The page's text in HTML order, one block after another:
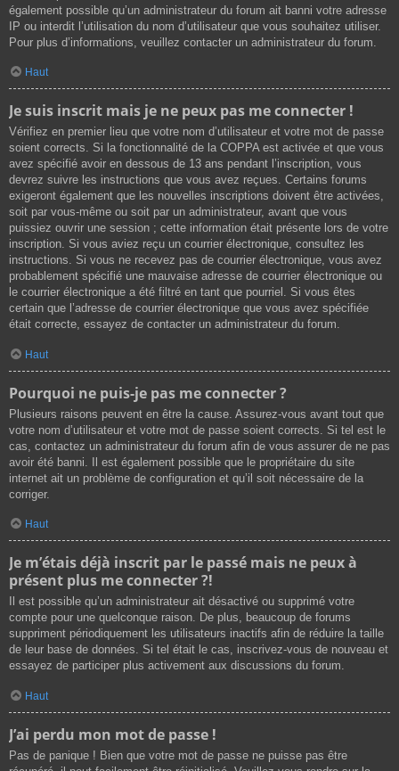
également possible qu’un administrateur du forum ait banni votre adresse
IP ou interdit l’utilisation du nom d’utilisateur que vous souhaitez utiliser.
Pour plus d’informations, veuillez contacter un administrateur du forum.
Haut
Je suis inscrit mais je ne peux pas me connecter !
Vérifiez en premier lieu que votre nom d’utilisateur et votre mot de passe
soient corrects. Si la fonctionnalité de la COPPA est activée et que vous
avez spécifié avoir en dessous de 13 ans pendant l’inscription, vous
devrez suivre les instructions que vous avez reçues. Certains forums
exigeront également que les nouvelles inscriptions doivent être activées,
soit par vous-même ou soit par un administrateur, avant que vous
puissiez ouvrir une session ; cette information était présente lors de votre
inscription. Si vous aviez reçu un courrier électronique, consultez les
instructions. Si vous ne recevez pas de courrier électronique, vous avez
probablement spécifié une mauvaise adresse de courrier électronique ou
le courrier électronique a été filtré en tant que pourriel. Si vous êtes
certain que l’adresse de courrier électronique que vous avez spécifiée
était correcte, essayez de contacter un administrateur du forum.
Haut
Pourquoi ne puis-je pas me connecter ?
Plusieurs raisons peuvent en être la cause. Assurez-vous avant tout que
votre nom d’utilisateur et votre mot de passe soient corrects. Si tel est le
cas, contactez un administrateur du forum afin de vous assurer de ne pas
avoir été banni. Il est également possible que le propriétaire du site
internet ait un problème de configuration et qu’il soit nécessaire de la
corriger.
Haut
Je m’étais déjà inscrit par le passé mais ne peux à
présent plus me connecter ?!
Il est possible qu’un administrateur ait désactivé ou supprimé votre
compte pour une quelconque raison. De plus, beaucoup de forums
suppriment périodiquement les utilisateurs inactifs afin de réduire la taille
de leur base de données. Si tel était le cas, inscrivez-vous de nouveau et
essayez de participer plus activement aux discussions du forum.
Haut
J’ai perdu mon mot de passe !
Pas de panique ! Bien que votre mot de passe ne puisse pas être